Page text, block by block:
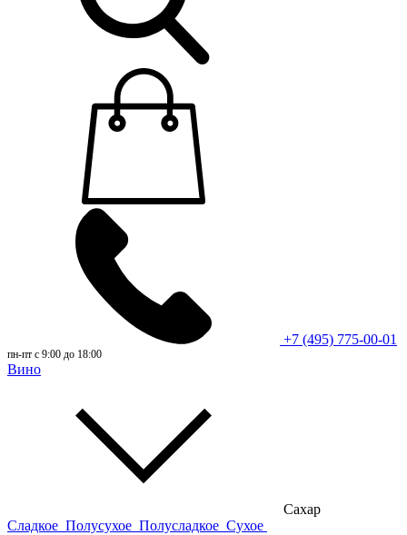
+7 (495) 775-00-01
пн-пт с 9:00 до 18:00
Вино
Сахар
Сладкое Полусухое Полусладкое Сухое